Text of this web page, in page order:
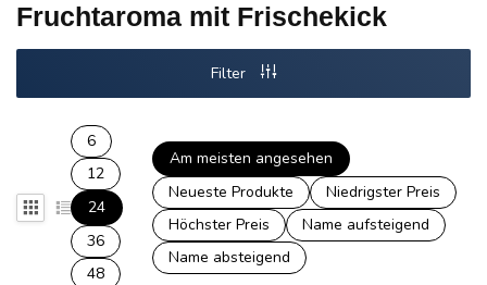
Fruchtaroma mit Frischekick
Filter
6
12
24
36
48
Am meisten angesehen
Neueste Produkte
Niedrigster Preis
Höchster Preis
Name aufsteigend
Name absteigend